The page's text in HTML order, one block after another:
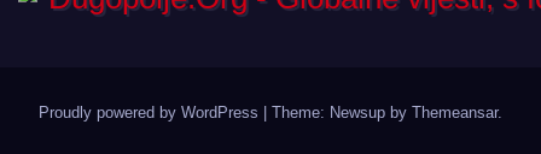
Proudly powered by WordPress | Theme: Newsup by Themeansar.